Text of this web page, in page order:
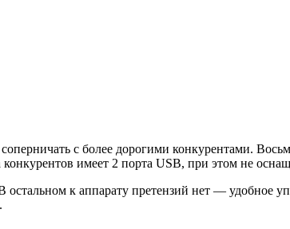
с более дорогими конкурентами.
имеет 2 порта USB, при этом не
к аппарату претензий нет — удобное
.